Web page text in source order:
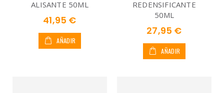
ALISANTE 50ML
41,95 €
AÑADIR
REDENSIFICANTE
50ML
27,95 €
AÑADIR